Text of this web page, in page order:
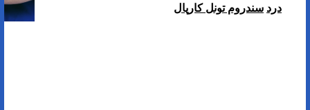
درد سندروم تونل کارپال